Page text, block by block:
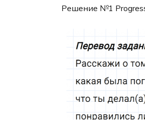
Решение №1